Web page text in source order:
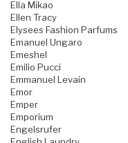
Ella Mikao
Ellen Tracy
Elysees Fashion Parfums
Emanuel Ungaro
Emeshel
Emilio Pucci
Emmanuel Levain
Emor
Emper
Emporium
Engelsrufer